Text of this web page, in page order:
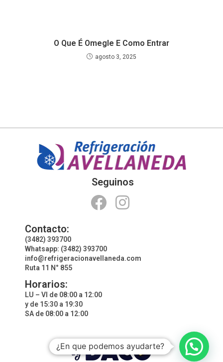
O Que É Omegle E Como Entrar
agosto 3, 2025
Seguinos
Contacto:
(3482) 393700
Whatsapp: (3482) 393700
info@refrigeracionavellaneda.com
Ruta 11 N° 855
Horarios:
LU – VI de 08:00 a 12:00
y de 15:30 a 19:30
SA de 08:00 a 12:00
¿En que podemos ayudarte?